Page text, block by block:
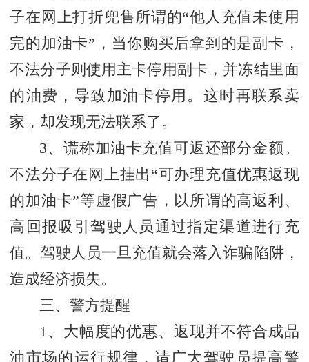
子在网上打折兜售所谓的“他人充值未使用
完的加油卡”，当你购买后拿到的是副卡，
不法分子则使用主卡停用副卡，并冻结里面
的油费，导致加油卡停用。这时再联系卖
家，却发现无法联系了。
3、谎称加油卡充值可返还部分金额。
不法分子在网上挂出“可办理充值优惠返现
的加油卡”等虚假广告，以所谓的高返利、
高回报吸引驾驶人员通过指定渠道进行充
值。驾驶人员一旦充值就会落入诈骗陷阱，
造成经济损失。
三、警方提醒
1、大幅度的优惠、返现并不符合成品
油市场的运行规律，请广大驾驶员提高警